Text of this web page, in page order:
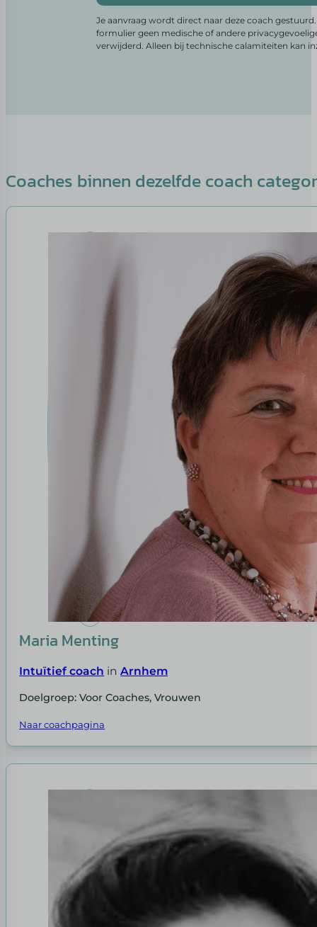
Je aanvraag wordt direct naar deze coach
formulier geen medische of andere
verwijderd. Alleen bij technische calamiteiten kan
Coaches binnen dezelfde coach
Maria Menting
Intuïtief coach inArnhem
Doelgroep: Voor Coaches, Vrouwen
Naar coachpagina